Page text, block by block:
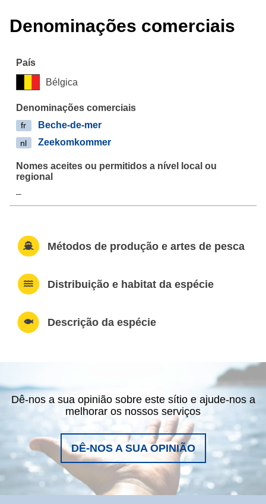
Denominações comerciais
Bélgica
fr Beche-de-mer
nl Zeekomkommer
–
Métodos de produção e artes de pesca
Distribuição e habitat da espécie
Descrição da espécie
Dê-nos a sua opinião sobre este sítio e ajude-nos a
melhorar os nossos serviços
DÊ-NOS A SUA OPINIÃO